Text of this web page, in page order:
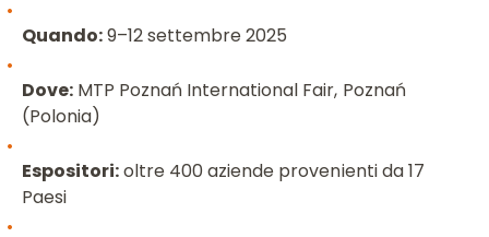
Quando:9–12 settembre 2025
Dove: MTP Poznań International Fair, Poznań
(Polonia)
Espositori:oltre 400 aziende provenienti da 17
Paesi